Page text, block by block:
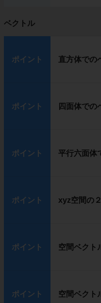
ベクトル
ポイント 直方体での
ポイント 四面体での
ポイント 平行六面体
ポイント xyz空間の
ポイント 空間ベクト
ポイント 空間ベクト